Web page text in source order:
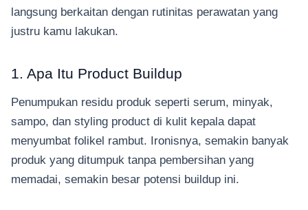
langsung berkaitan dengan rutinitas perawatan yang
justru kamu lakukan.
1. Apa Itu Product Buildup
Penumpukan residu produk seperti serum, minyak,
sampo, dan styling product di kulit kepala dapat
menyumbat folikel rambut. Ironisnya, semakin banyak
produk yang ditumpuk tanpa pembersihan yang
memadai, semakin besar potensi buildup ini.